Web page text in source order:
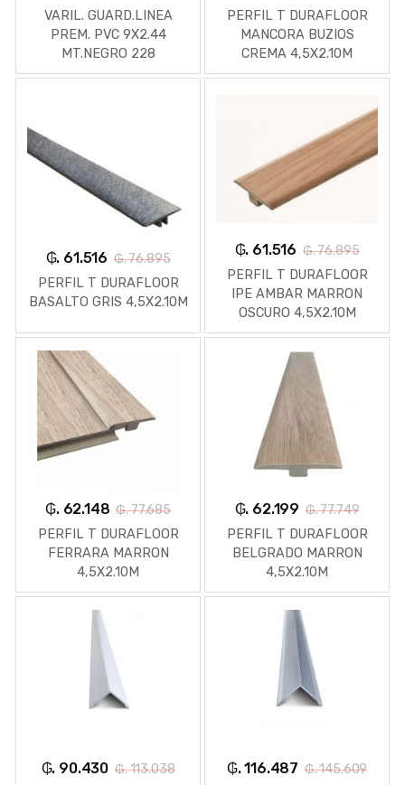
VARIL. GUARD.LINEA
PREM. PVC 9X2.44
MT.NEGRO 228
PERFIL T DURAFLOOR
MANCORA BUZIOS
CREMA 4,5X2.10M
₲. 61.516 ₲. 76.895
PERFIL T DURAFLOOR
BASALTO GRIS 4,5X2.10M
₲. 61.516 ₲. 76.895
PERFIL T DURAFLOOR
IPE AMBAR MARRON
OSCURO 4,5X2.10M
₲. 62.148 ₲. 77.685
PERFIL T DURAFLOOR
FERRARA MARRON
4,5X2.10M
₲. 62.199 ₲. 77.749
PERFIL T DURAFLOOR
BELGRADO MARRON
4,5X2.10M
₲. 90.430 ₲. 113.038 ₲. 116.487 ₲. 145.609